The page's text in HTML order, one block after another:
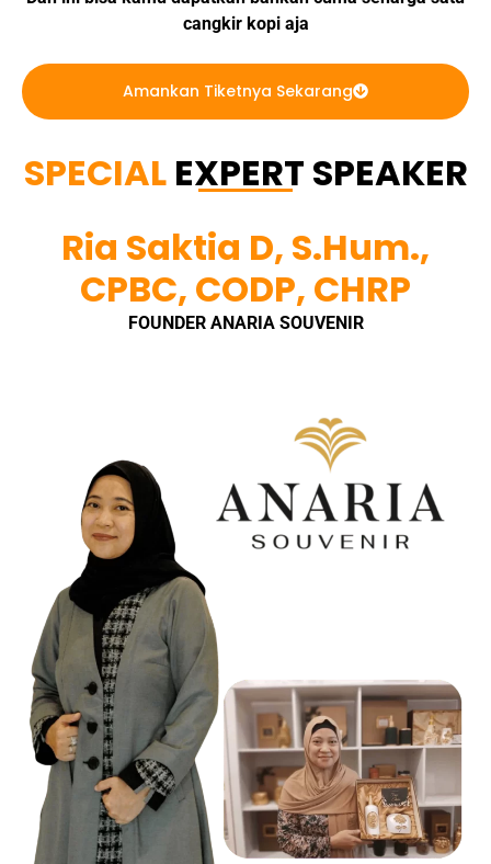
cangkir kopi aja
Amankan Tiketnya Sekarang
SPECIAL EXPERT SPEAKER
Ria Saktia D, S.Hum.,
CPBC, CODP, CHRP
FOUNDER ANARIA SOUVENIR